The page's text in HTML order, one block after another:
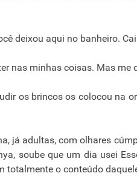
deixou aqui no banheiro.
nas minhas coisas. Mas me
os brincos os colocou na
já adultas, com olhares
soube que um dia usei
totalmente o conteúdo